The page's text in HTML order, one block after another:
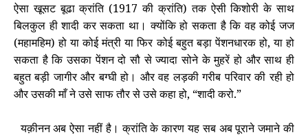
ऐसा खूसट बूढा क्रांति (1917 की क्रांति) तक ऐसी किशोरी के साथ
बिलकुल ही शादी कर सकता था। क्योंकि हो सकता है कि वह कोई जज
(महामहिम) हो या कोई मंत्री या फिर कोई बहुत बड़ा पेंशनधारक हो, या हो
सकता है कि उसका पेंशन दो सौ से ज्यादा सोने के मुहरें हो और साथ ही
बहुत बड़ी जागीर और बग्घी हो। और वह लड़की गरीब परिवार की रही हो
और उसकी माँ ने उसे साफ तौर से उसे कहा हो, “शादी करो.”
यक़ीनन अब ऐसा नहीं है। क्रांति के कारण यह सब अब पूराने जमाने की